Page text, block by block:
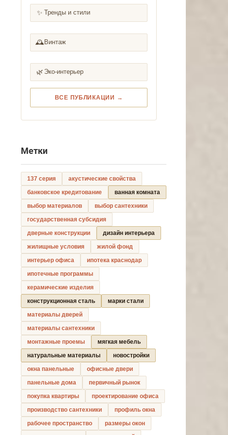
✨ Тренды и стили
🕰️ Винтаж
🌿 Эко-интерьер
ВСЕ ПУБЛИКАЦИИ →
Метки
137 серия
акустические свойства
банковское кредитование
ванная комната
выбор материалов
выбор сантехники
государственная субсидия
дверные конструкции
дизайн интерьера
жилищные условия
жилой фонд
интерьер офиса
ипотека краснодар
ипотечные программы
керамические изделия
конструкционная сталь
марки стали
материалы дверей
материалы сантехники
монтажные проемы
мягкая мебель
натуральные материалы
новостройки
окна панельные
офисные двери
панельные дома
первичный рынок
покупка квартиры
проектирование офиса
производство сантехники
профиль окна
рабочее пространство
размеры окон